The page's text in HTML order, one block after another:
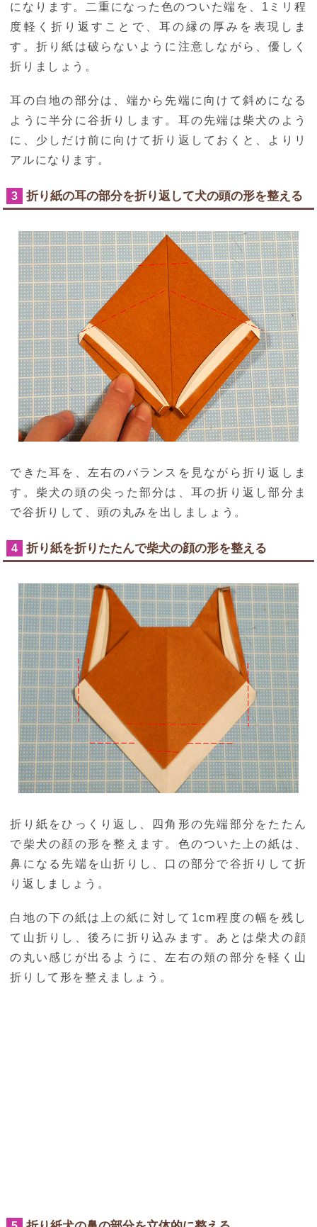
になります。二重になった色のついた端を、1ミリ程
度軽く折り返すことで、耳の縁の厚みを表現しま
す。折り紙は破らないように注意しながら、優しく
折りましょう。
耳の白地の部分は、端から先端に向けて斜めになる
ように半分に谷折りします。耳の先端は柴犬のよう
に、少しだけ前に向けて折り返しておくと、よりリ
アルになります。
3 折り紙の耳の部分を折り返して犬の頭の形を整える
できた耳を、左右のバランスを見ながら折り返しま
す。柴犬の頭の尖った部分は、耳の折り返し部分ま
で谷折りして、頭の丸みを出しましょう。
4 折り紙を折りたたんで柴犬の顔の形を整える
折り紙をひっくり返し、四角形の先端部分をたたん
で柴犬の顔の形を整えます。色のついた上の紙は、
鼻になる先端を山折りし、口の部分で谷折りして折
り返しましょう。
白地の下の紙は上の紙に対して1cm程度の幅を残し
て山折りし、後ろに折り込みます。あとは柴犬の顔
の丸い感じが出るように、左右の頬の部分を軽く山
折りして形を整えましょう。